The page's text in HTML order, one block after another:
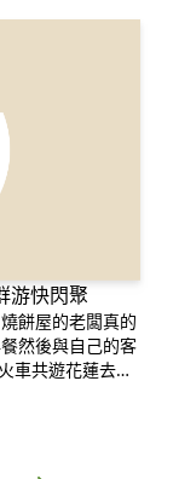
游快閃聚
餅屋的老闆真的
然後與自己的客
車共遊花蓮去振
兩年都邀請鯨
洋保育知識。今
灣白海豚，也了
群人再度集結帶